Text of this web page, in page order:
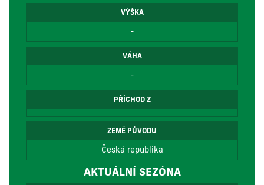
VÝŠKA
-
VÁHA
-
PŘÍCHOD Z
ZEMĚ PŮVODU
Česká republika
AKTUÁLNÍ SEZÓNA